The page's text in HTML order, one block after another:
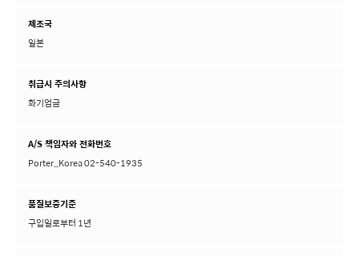
제조국
일본
취급시 주의사항
화기엄금
A/S 책임자와 전화번호
Porter_Korea 02-540-1935
품질보증기준
구입일로부터 1년